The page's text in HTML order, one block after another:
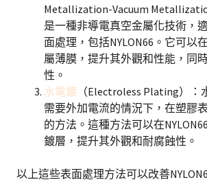
Metallization-Vacuum
是一種非導電真空金屬化技術，
面處理，包括NYLON66。它可以
屬薄膜，提升其外觀和性能，同
性。
水電鍍 （Electroless Plating）
需要外加電流的情況下，在塑膠
的方法。這種方法可以在
鍍層，提升其外觀和耐腐蝕性。
以上這些表面處理方法可以改善